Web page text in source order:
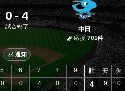
0 - 4
試合終了 中日
応援 701件
通知
5 6 7 8
9
0 0 4 0
0
計 安 失
4 9 0